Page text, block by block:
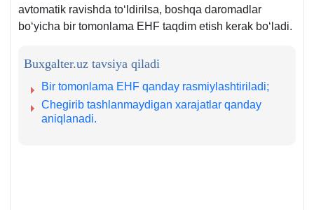
avtomatik ravishda toʻldirilsa, boshqa daromadlar
boʻyicha bir tomonlama EHF taqdim etish kerak boʻladi.
Buxgalter.uz tavsiya qiladi
Bir tomonlama EHF qanday rasmiylashtiriladi;
Chegirib tashlanmaydigan хarajatlar qanday
aniqlanadi.